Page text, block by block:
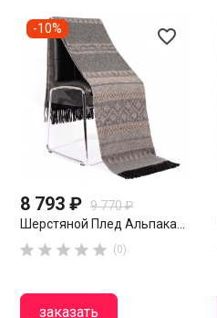
favorite_border
8 793 ₽ 9 770 ₽
Шерстяной Плед Альпака...
     (0)
заказать
-10%